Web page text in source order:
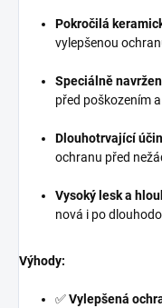
Pokročilá
vylepšenou
Speciálně
před poškozením
Dlouhotrvající
ochranu před
Vysoký lesk a
nová i po
Výhody:
✅Vylepšená